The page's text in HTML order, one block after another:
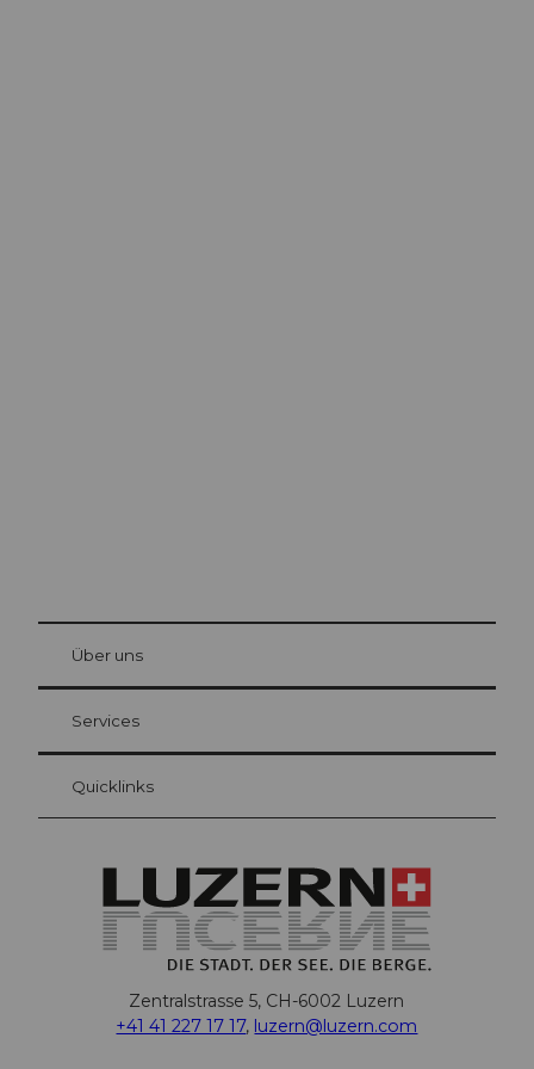
Gästekarte Luzern
Ihre Vorteile als Übernachtungsgast
at Bre
Über uns
Services
Quicklinks
Zentralstrasse 5, CH-6002 Luzern
+41 41 227 17 17, luzern@luzern.com